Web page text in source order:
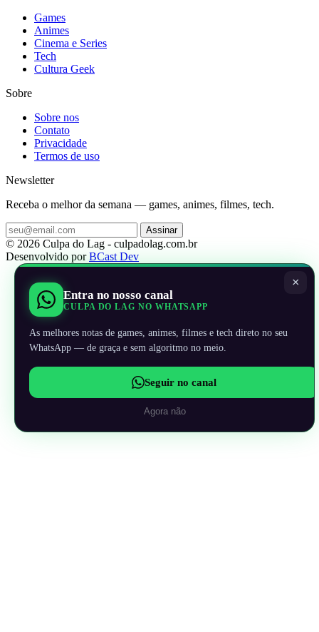
Games
Animes
Cinema e Series
Tech
Cultura Geek
Sobre
Sobre nos
Contato
Privacidade
Termos de uso
Newsletter
Receba o melhor da semana — games, animes, filmes, tech.
Assinar
© 2026 Culpa do Lag - culpadolag.com.br
Desenvolvido porBCast Dev
×
Entra no nosso canal
CULPA DO LAG NO WHATSAPP
As melhores notas de games, animes, filmes e tech direto no seu
WhatsApp — de graça e sem algoritmo no meio.
Seguir no canal
Agora não